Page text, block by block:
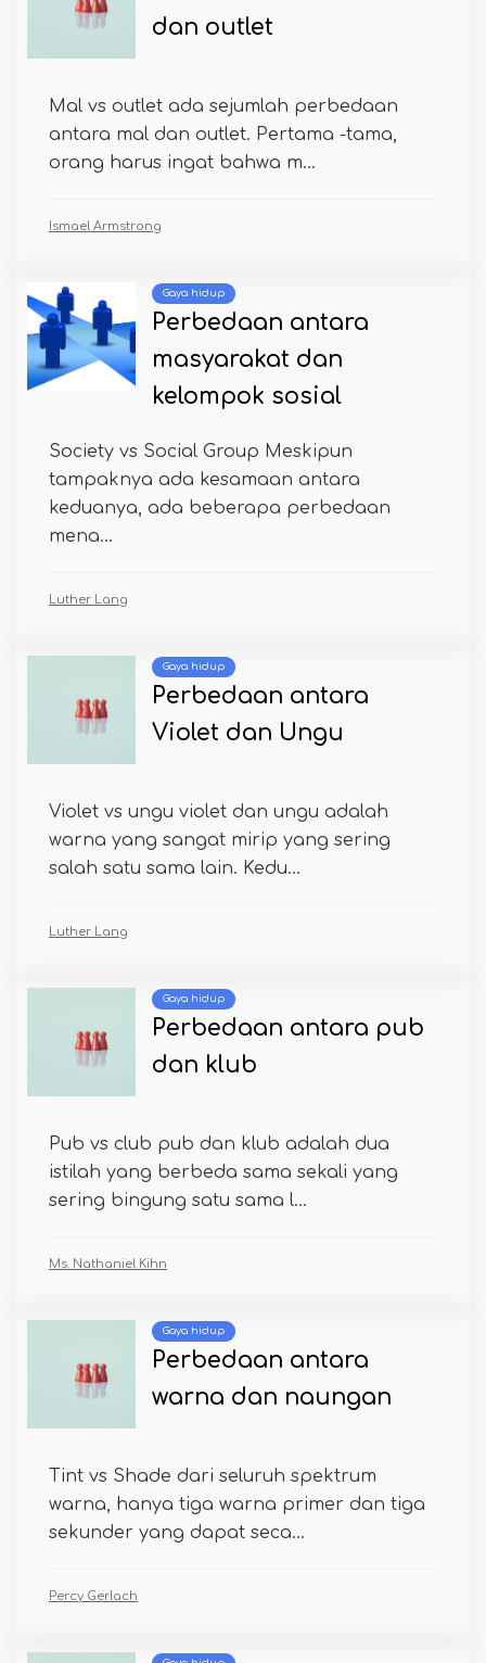
dan outlet
Mal vs outlet ada sejumlah perbedaan
antara mal dan outlet. Pertama -tama,
orang harus ingat bahwa m...
Ismael Armstrong
Gaya hidup
Perbedaan antara
masyarakat dan
kelompok sosial
Society vs Social Group Meskipun
tampaknya ada kesamaan antara
keduanya, ada beberapa perbedaan
mena...
Luther Lang
Gaya hidup
Perbedaan antara
Violet dan Ungu
Violet vs ungu violet dan ungu adalah
warna yang sangat mirip yang sering
salah satu sama lain. Kedu...
Luther Lang
Gaya hidup
Perbedaan antara pub
dan klub
Pub vs club pub dan klub adalah dua
istilah yang berbeda sama sekali yang
sering bingung satu sama l...
Ms. Nathaniel Kihn
Gaya hidup
Perbedaan antara
warna dan naungan
Tint vs Shade dari seluruh spektrum
warna, hanya tiga warna primer dan tiga
sekunder yang dapat seca...
Percy Gerlach